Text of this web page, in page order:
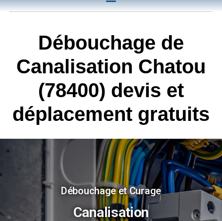
Débouchage de
Canalisation Chatou
(78400) devis et
déplacement gratuits
Débouchage et Curage
Canalisation